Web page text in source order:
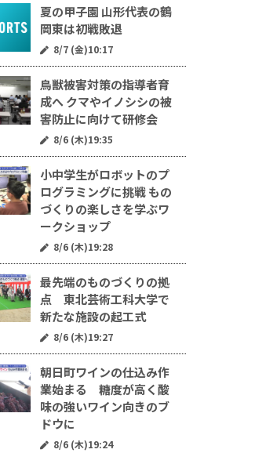
夏の甲子園 山形代表の鶴
岡東は初戦敗退
8/7 (金)10:17
鳥獣被害対策の指導者育
成へ クマやイノシシの被
害防止に向けて研修会
8/6 (木)19:35
小中学生がロボットのプ
ログラミングに挑戦 もの
づくりの楽しさを学ぶワ
ークショップ
8/6 (木)19:28
最先端のものづくりの拠
点 東北芸術工科大学で
新たな施設の起工式
8/6 (木)19:27
朝日町ワインの仕込み作
業始まる 糖度が高く酸
味の強いワイン向きのブ
ドウに
8/6 (木)19:24